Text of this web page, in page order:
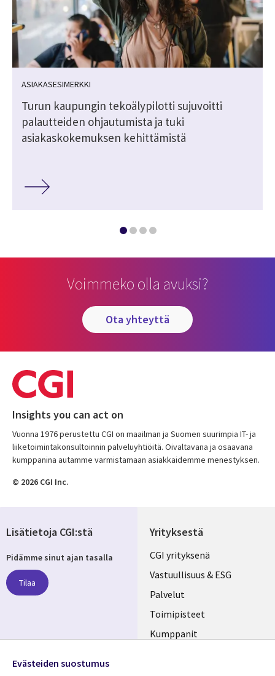
ASIAKASESIMERKKI
Turun kaupungin tekoälypilotti sujuvoitti
palautteiden ohjautumista ja tuki
asiakaskokemuksen kehittämistä
Voimmeko olla avuksi?
ota yhteyttä
Insights you can act on
Vuonna 1976 perustettu CGI on maailman ja Suomen suurimpia IT- ja
liiketoimintakonsultoinnin palveluyhtiöitä. Oivaltavana ja osaavana
kumppanina autamme varmistamaan asiakkaidemme menestyksen.
© 2026 CGI Inc.
Yrityksestä
Useful
links
FINLAND
CGI yrityksenä
Vastuullisuus & ESG
Palvelut
Toimipisteet
Kumppanit
Lisätietoja CGI:stä
Pidämme sinut ajan tasalla
Tilaa
Evästeiden suostumus